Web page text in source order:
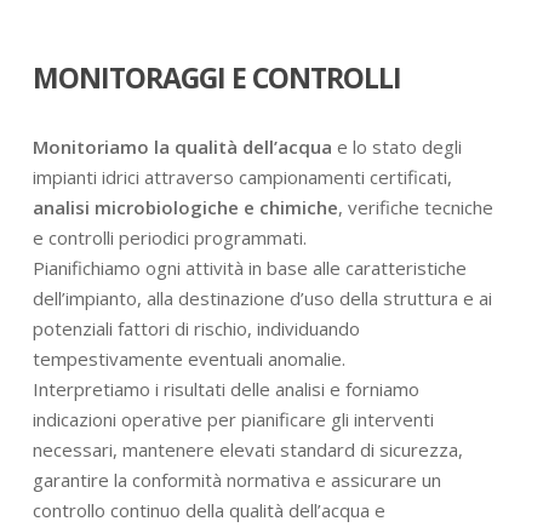
MONITORAGGI E CONTROLLI
Monitoriamo la qualità dell’acqua e lo stato degli
impianti idrici attraverso campionamenti certificati,
analisi microbiologiche e chimiche, verifiche tecniche
e controlli periodici programmati.
Pianifichiamo ogni attività in base alle caratteristiche
dell’impianto, alla destinazione d’uso della struttura e ai
potenziali fattori di rischio, individuando
tempestivamente eventuali anomalie.
Interpretiamo i risultati delle analisi e forniamo
indicazioni operative per pianificare gli interventi
necessari, mantenere elevati standard di sicurezza,
garantire la conformità normativa e assicurare un
controllo continuo della qualità dell’acqua e